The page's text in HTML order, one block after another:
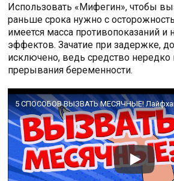
Использовать «Мифегин», чтобы
раньше срока нужно с
имеется масса противопоказаний и
эффектов. Зачатие при задержке,
исключено, ведь средство нередко
прерывания беременности.